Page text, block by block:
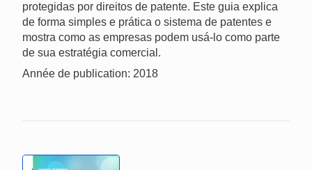
protegidas por direitos de patente. Este guia explica
de forma simples e prática o sistema de patentes e
mostra como as empresas podem usá-lo como parte
de sua estratégia comercial.
Année de publication: 2018